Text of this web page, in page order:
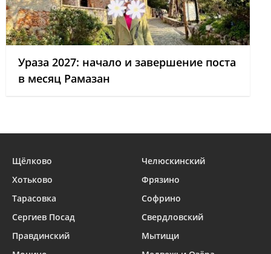
Ураза 2027: начало и завершение поста
в месяц Рамазан
Щёлково
Челюскинский
Хотьково
Фрязино
Тарасовка
Софрино
Сергиев Посад
Свердловский
Правдинский
Мытищи